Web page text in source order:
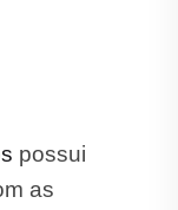
possui
as